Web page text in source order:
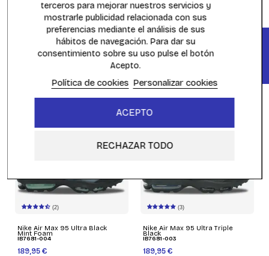
(4)
IB7671-700
(3)
Nike Air Max 95 OG Big Bubble
Black Game Royal
IM5987-010
(2)
Nike Air Max 95 Ultra Black
Mint Foam
IB7681-004
189,95 €
(3)
Nike Air Max 95 Ultra Triple
Black
IB7681-003
189,95 €
terceros para mejorar nuestros servicios y
mostrarle publicidad relacionada con sus
preferencias mediante el análisis de sus
hábitos de navegación. Para dar su
consentimiento sobre su uso pulse el botón
Acepto.
Política de cookies Personalizar cookies
RECHAZAR TODO
ACEPTO